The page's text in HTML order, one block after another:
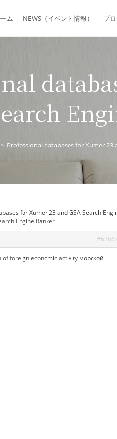
ム NEWS（イベント情報） ブ
> Professional databases for Xumer 23
for Xumer 23 and GSA Search
Engine Ranker
foreign economic activity морской